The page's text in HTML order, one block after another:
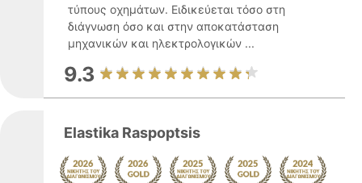
τύπους οχημάτων. Ειδικεύεται τόσο στη
διάγνωση όσο και στην αποκατάσταση
μηχανικών και ηλεκτρολογικών ...
9.3
Elastika Raspoptsis